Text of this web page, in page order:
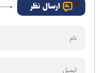
ارسال نظر